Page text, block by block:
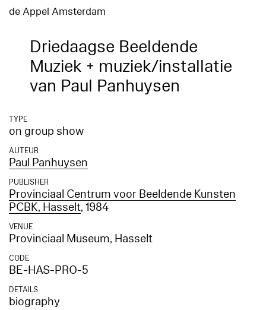
de Appel Amsterdam
Driedaagse Beeldende
Muziek + muziek/installatie
van Paul Panhuysen
TYPE
on group show
AUTEUR
Paul Panhuysen
PUBLISHER
Provinciaal Centrum voor Beeldende Kunsten
PCBK, Hasselt, 1984
VENUE
Provinciaal Museum, Hasselt
CODE
BE-HAS-PRO-5
DETAILS
biography